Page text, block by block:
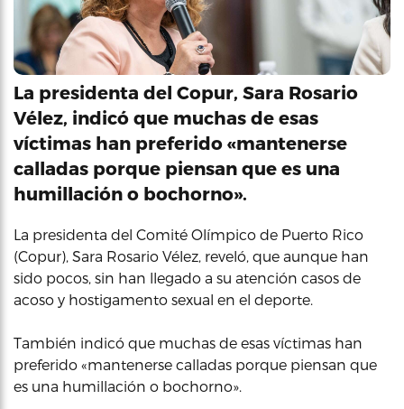
La presidenta del Copur, Sara Rosario
Vélez, indicó que muchas de esas
víctimas han preferido «mantenerse
calladas porque piensan que es una
humillación o bochorno».
La presidenta del Comité Olímpico de Puerto Rico
(Copur), Sara Rosario Vélez, reveló, que aunque han
sido pocos, sin han llegado a su atención casos de
acoso y hostigamento sexual en el deporte.
También indicó que muchas de esas víctimas han
preferido «mantenerse calladas porque piensan que
es una humillación o bochorno».